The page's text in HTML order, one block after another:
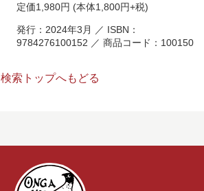
定価1,980円 (本体1,800円+税)
発行：2024年3月 ／ ISBN：
9784276100152 ／ 商品コード：100150
検索トップへもどる